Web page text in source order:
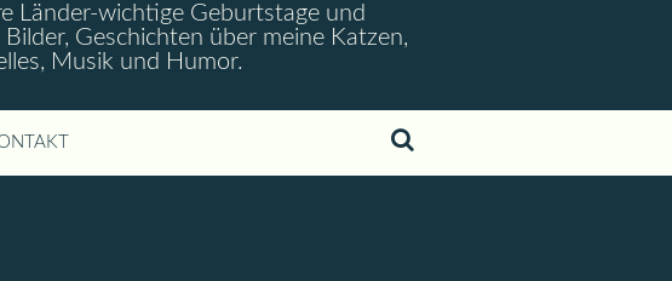
Länder-wichtige Geburtstage und
Geschichten über meine Katzen,
Musik und Humor.